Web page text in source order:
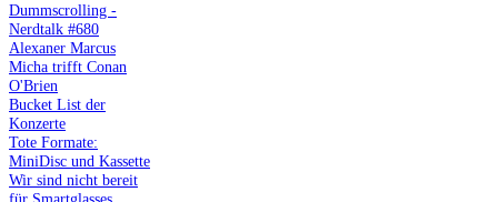
Dummscrolling -
Nerdtalk #680
Alexaner Marcus
Micha trifft Conan
O'Brien
Bucket List der
Konzerte
Tote Formate:
MiniDisc und Kassette
Wir sind nicht bereit